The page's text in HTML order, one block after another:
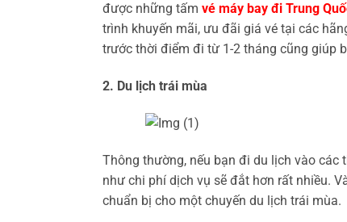
được những tấm vé máy bay đi Trung
trình khuyến mãi, ưu đãi giá vé tại các
trước thời điểm đi từ 1-2 tháng cũng giúp
2. Du lịch trái mùa
Thông thường, nếu bạn đi du lịch vào
như chi phí dịch vụ sẽ đắt hơn rất nhiều.
chuẩn bị cho một chuyến du lịch trái mùa.